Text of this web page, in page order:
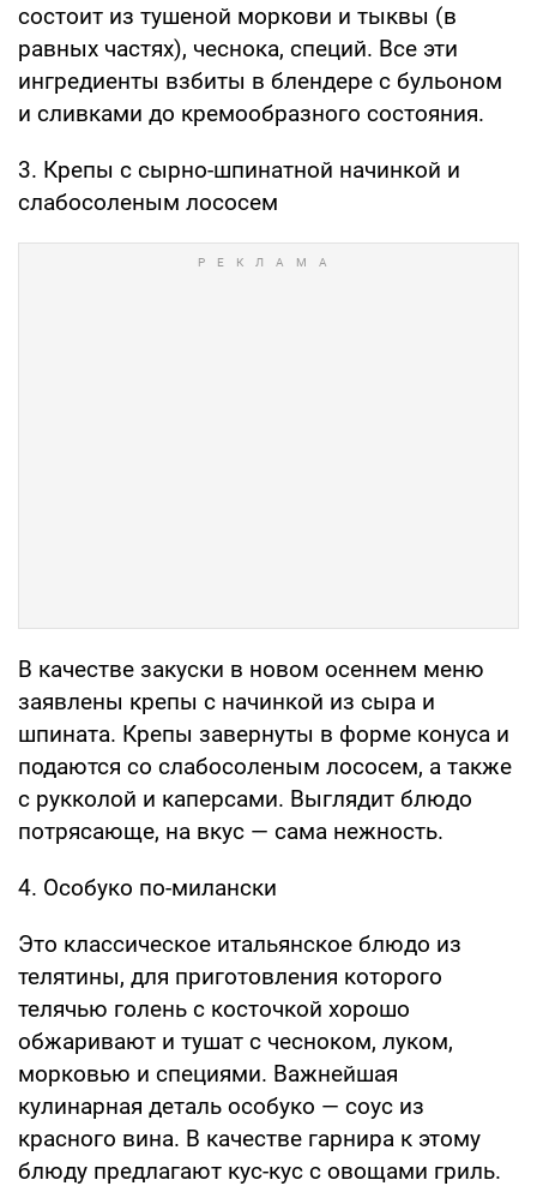
состоит из тушеной моркови и тыквы (в
равных частях), чеснока, специй. Все эти
ингредиенты взбиты в блендере с бульоном
и сливками до кремообразного состояния.
3. Крепы с сырно-шпинатной начинкой и
слабосоленым лососем
В качестве закуски в новом осеннем меню
заявлены крепы с начинкой из сыра и
шпината. Крепы завернуты в форме конуса и
подаются со слабосоленым лососем, а также
с рукколой и каперсами. Выглядит блюдо
потрясающе, на вкус — сама нежность.
4. Особуко по-милански
Это классическое итальянское блюдо из
телятины, для приготовления которого
телячью голень с косточкой хорошо
обжаривают и тушат с чесноком, луком,
морковью и специями. Важнейшая
кулинарная деталь особуко — соус из
красного вина. В качестве гарнира к этому
блюду предлагают кус-кус с овощами гриль.